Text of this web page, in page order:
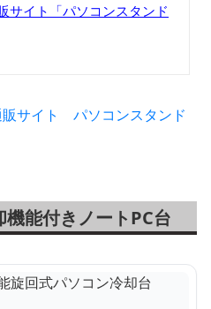
サイト「パソコンスタンド
サイト パソコンスタンド
能付きノートPC台